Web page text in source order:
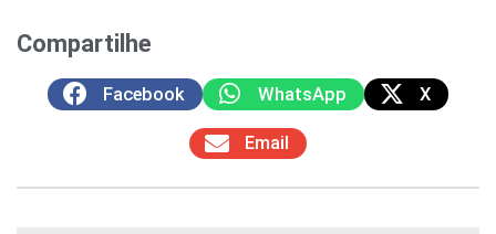
Compartilhe
Facebook WhatsApp X
Email